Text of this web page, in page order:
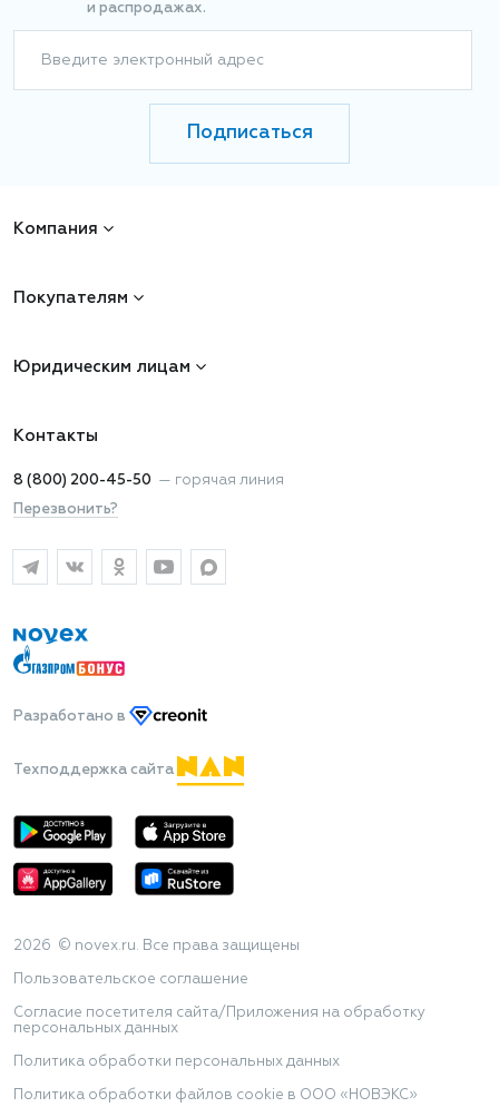
и распродажах.
Введите электронный адрес
Подписаться
Компания
Покупателям
Юридическим лицам
Контакты
8 (800) 200-45-50 — горячая линия
Перезвонить?
Разработано в
Техподдержка сайта
2026 © novex.ru. Все права защищены
Пользовательское соглашение
Согласие посетителя сайта/Приложения на обработку
персональных данных
Политика обработки персональных данных
Политика обработки файлов cookie в ООО «НОВЭКС»